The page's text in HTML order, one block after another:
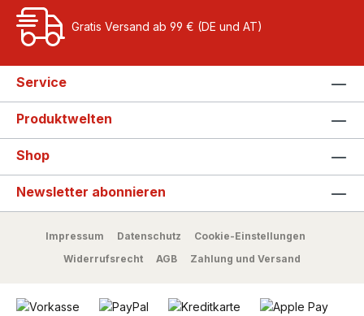
Gratis Versand ab 99 € (DE und AT)
Service
Produktwelten
Shop
Newsletter abonnieren
Impressum Datenschutz
Cookie-Einstellungen
Widerrufsrecht
AGB Zahlung und Versand